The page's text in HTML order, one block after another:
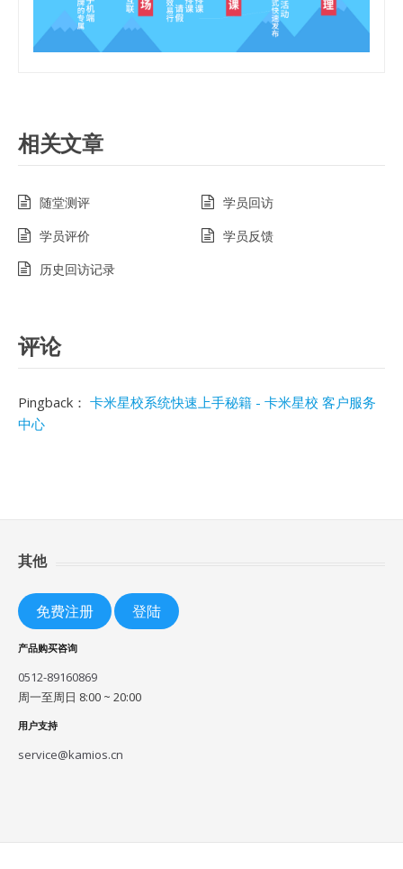
相关文章
随堂测评
学员回访
学员评价
学员反馈
历史回访记录
评论
Pingback： 卡米星校系统快速上手秘籍 - 卡米星校 客户服务
中心
其他
免费注册 登陆
产品购买咨询
0512-89160869
周一至周日 8:00 ~ 20:00
用户支持
service@kamios.cn